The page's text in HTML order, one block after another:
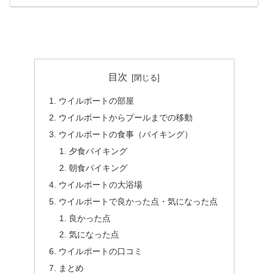
目次
ウイルポートの部屋
ウイルポートからプールまでの移動
ウイルポートの食事（バイキング）
夕食バイキング
朝食バイキング
ウイルポートの大浴場
ウイルポートで良かった点・気になった点
良かった点
気になった点
ウイルポートの口コミ
まとめ